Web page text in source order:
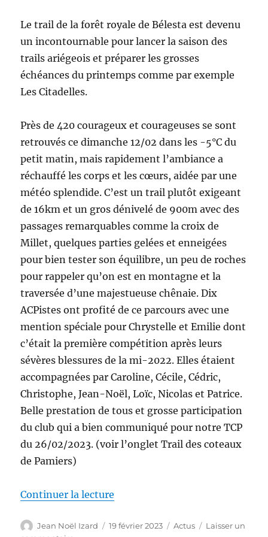
Le trail de la forêt royale de Bélesta est devenu
un incontournable pour lancer la saison des
trails ariégeois et préparer les grosses
échéances du printemps comme par exemple
Les Citadelles.
Près de 420 courageux et courageuses se sont
retrouvés ce dimanche 12/02 dans les -5°C du
petit matin, mais rapidement l’ambiance a
réchauffé les corps et les cœurs, aidée par une
météo splendide. C’est un trail plutôt exigeant
de 16km et un gros dénivelé de 900m avec des
passages remarquables comme la croix de
Millet, quelques parties gelées et enneigées
pour bien tester son équilibre, un peu de roches
pour rappeler qu’on est en montagne et la
traversée d’une majestueuse chênaie. Dix
ACPistes ont profité de ce parcours avec une
mention spéciale pour Chrystelle et Emilie dont
c’était la première compétition après leurs
sévères blessures de la mi-2022. Elles étaient
accompagnées par Caroline, Cécile, Cédric,
Christophe, Jean-Noël, Loïc, Nicolas et Patrice.
Belle prestation de tous et grosse participation
du club qui a bien communiqué pour notre TCP
du 26/02/2023. (voir l’onglet Trail des coteaux
de Pamiers)
Continuer la lecture
Auteur
Jean Noël Izard
Publié
19 février 2023 Catégories
Actus
Laisser un